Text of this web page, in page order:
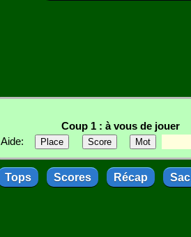
Coup 1 : à vous de jouer
Aide:
Tops Scores Récap Sac